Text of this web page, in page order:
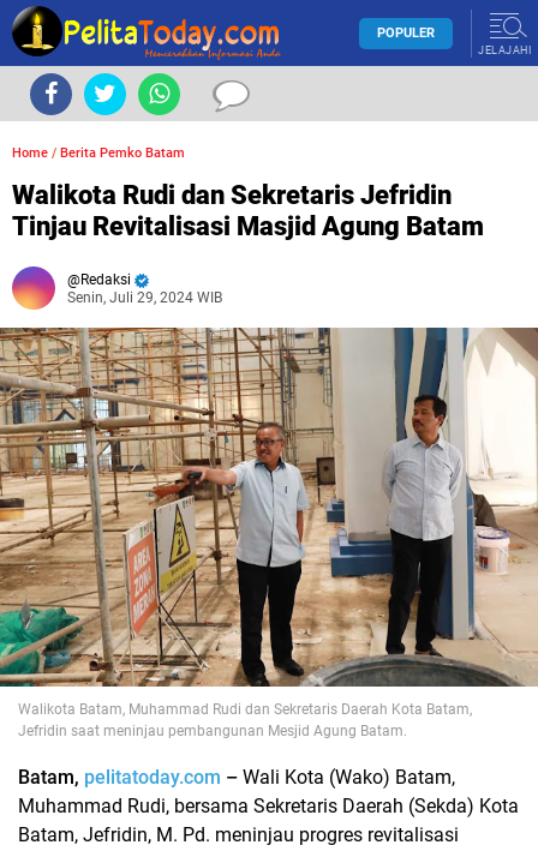
POPULER
JELAJAHI
Home / Berita Pemko Batam
Walikota Rudi dan Sekretaris Jefridin
Tinjau Revitalisasi Masjid Agung Batam
Redaksi
Senin, Juli 29, 2024 WIB
Walikota Batam, Muhammad Rudi dan Sekretaris Daerah Kota Batam,
Jefridin saat meninjau pembangunan Mesjid Agung Batam.
Batam, pelitatoday.com – Wali Kota (Wako) Batam,
Muhammad Rudi, bersama Sekretaris Daerah (Sekda) Kota
Batam, Jefridin, M. Pd. meninjau progres revitalisasi